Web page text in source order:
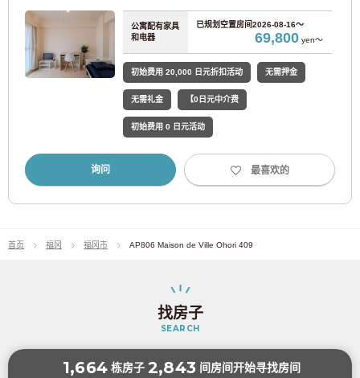
微波炉
空调设备 空调
互联网服务需另行签订合同。
其他设备和
阳台
烘干机
【钥匙
带显示器的对讲机
联系我们
公寓配有家具
和电器
已规划空置房间2026-08-16～
69,800yen～
初始费用 20,000 日元折扣活动 无需押金
无需礼金 【0日元中介费
初始费用 0 日元活动
询问 最喜欢的
首页 福冈 福冈市 AP806 Maison de Ville Ohori 409
找房子
SEARCH
1,664 栋房子 2,843 间房间开始寻找房间